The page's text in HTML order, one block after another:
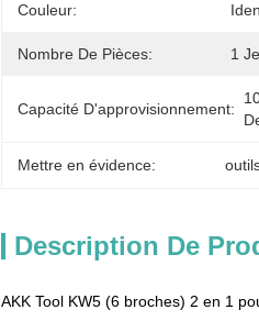
Couleur:
Nombre De Pièces: 1
Capacité D'approvisionnement:
Mettre en évidence:
Description De
AKK Tool KW5 (6 broches) 2 en 1